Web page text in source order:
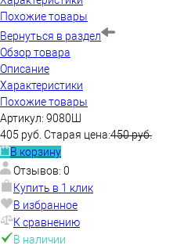
Похожие товары
Вернуться в раздел
Обзор товара
Описание
Характеристики
Похожие товары
Артикул: 9080Ш
405 руб. Старая цена:450 руб.
В корзину
Отзывов: 0
Купить в 1 клик
В избранное
К сравнению
В наличии